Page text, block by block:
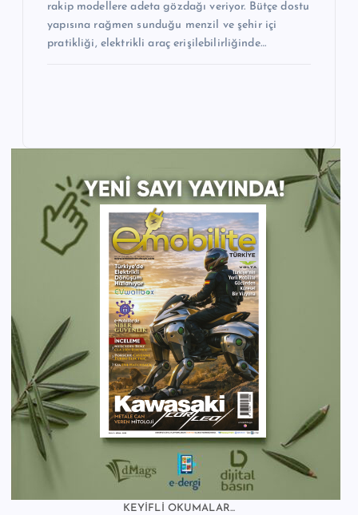
rakip modellere adeta gözdağı veriyor. Bütçe dostu
yapısına rağmen sunduğu menzil ve şehir içi
pratikliği, elektrikli araç erişilebilirliğinde…
KEYİFLİ OKUMALAR...